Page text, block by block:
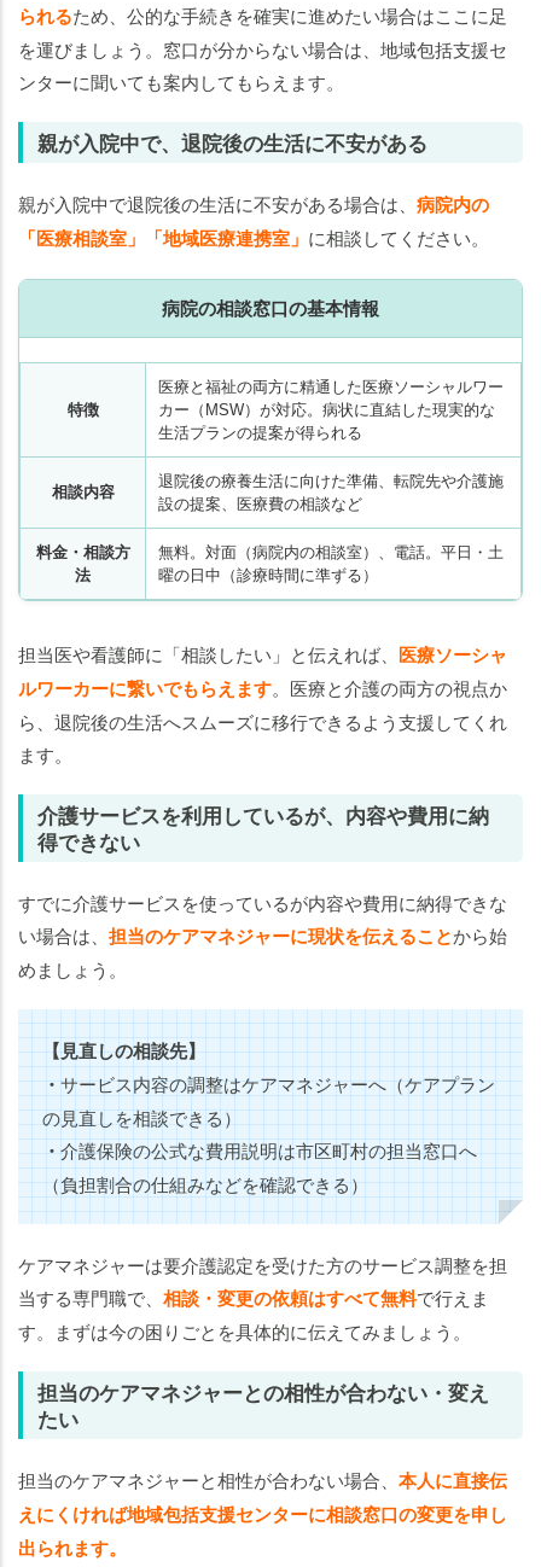
られるため、公的な手続きを確実に進めたい場合はここに足
を運びましょう。窓口が分からない場合は、地域包括支援セ
ンターに聞いても案内してもらえます。
親が入院中で、退院後の生活に不安がある
親が入院中で退院後の生活に不安がある場合は、 病院内の
「医療相談室」「地域医療連携室」 に相談してください。
病院の相談窓口の基本情報
特徴
医療と福祉の両方に精通した医療ソーシャルワー
カー（MSW）が対応。病状に直結した現実的な
生活プランの提案が得られる
相談内容
退院後の療養生活に向けた準備、転院先や介護施
設の提案、医療費の相談など
料金・相談方
法
無料。対面（病院内の相談室）、電話。平日・土
曜の日中（診療時間に準ずる）
担当医や看護師に「相談したい」と伝えれば、 医療ソーシャ
ルワーカーに繋いでもらえます。医療と介護の両方の視点か
ら、退院後の生活へスムーズに移行できるよう支援してくれ
ます。
介護サービスを利用しているが、内容や費用に納
得できない
すでに介護サービスを使っているが内容や費用に納得できな
い場合は、 担当のケアマネジャーに現状を伝えることから始
めましょう。
【見直しの相談先】
・サービス内容の調整はケアマネジャーへ（ケアプラン
の見直しを相談できる）
・介護保険の公式な費用説明は市区町村の担当窓口へ
（負担割合の仕組みなどを確認できる）
ケアマネジャーは要介護認定を受けた方のサービス調整を担
当する専門職で、 相談・変更の依頼はすべて無料で行えま
す。まずは今の困りごとを具体的に伝えてみましょう。
担当のケアマネジャーとの相性が合わない・変え
たい
担当のケアマネジャーと相性が合わない場合、 本人に直接伝
えにくければ地域包括支援センターに相談窓口の変更を申し
出られます。